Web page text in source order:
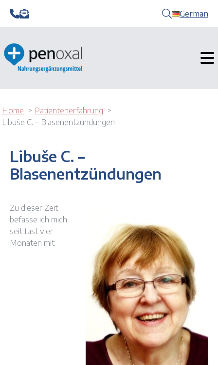
German
Home
Patientenerfahrung
Libuše C. – Blasenentzündungen
Libuše C. –
Blasenentzündungen
Zu dieser Zeit
befasse ich mich
seit fast vier
Monaten mit